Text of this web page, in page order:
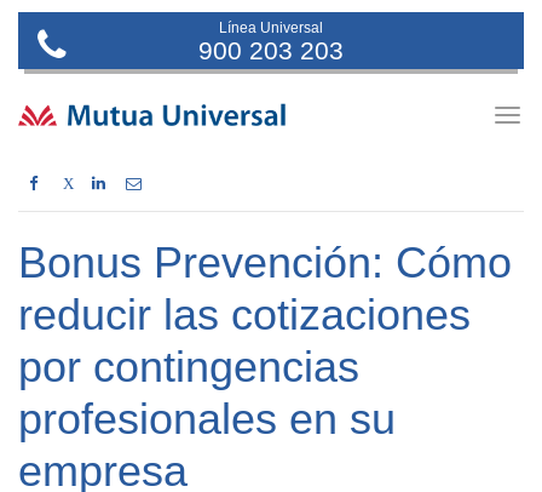
Línea Universal
900 203 203
X
Bonus Prevención: Cómo
reducir las cotizaciones
por contingencias
profesionales en su
empresa